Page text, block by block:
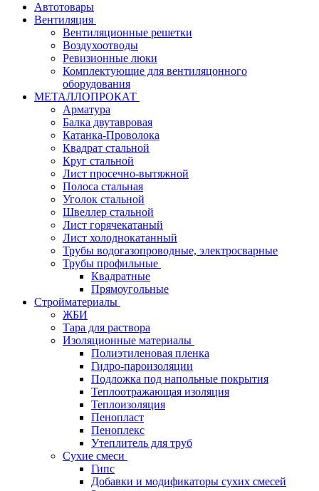
Автотовары
Вентиляция
Вентиляционные решетки
Воздухоотводы
Ревизионные люки
Комплектующие для вентиляцонного
оборудования
МЕТАЛЛОПРОКАТ
Арматура
Балка двутавровая
Катанка-Проволока
Квадрат стальной
Круг стальной
Лист просечно-вытяжной
Полоса стальная
Уголок стальной
Швеллер стальной
Лист горячекатаный
Лист холоднокатанный
Трубы водогазопроводные, электросварные
Трубы профильные
Квадратные
Прямоугольные
Стройматериалы
ЖБИ
Тара для раствора
Изоляционные материалы
Полиэтиленовая пленка
Гидро-пароизоляции
Подложка под напольные покрытия
Теплоотражающая изоляция
Теплоизоляция
Пенопласт
Пеноплекс
Утеплитель для труб
Сухие смеси
Гипс
Добавки и модификаторы сухих смесей